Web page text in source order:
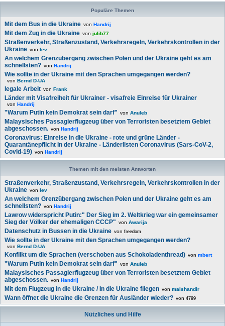
Populäre Themen
Mit dem Bus in die Ukraine von Handrij
Mit dem Zug in die Ukraine von julib77
Straßenverkehr, Straßenzustand, Verkehrsregeln, Verkehrskontrollen in der
Ukraine von lev
An welchem Grenzübergang zwischen Polen und der Ukraine geht es am
schnellsten? von Handrij
Wie sollte in der Ukraine mit den Sprachen umgegangen werden?
von Bernd D-UA
legale Arbeit von Frank
Länder mit Visafreiheit für Ukrainer - visafreie Einreise für Ukrainer
von Handrij
"Warum Putin kein Demokrat sein darf" von Anuleb
Malaysisches Passagierflugzeug über von Terroristen besetztem Gebiet
abgeschossen. von Handrij
Coronavirus: Einreise in die Ukraine - rote und grüne Länder -
Quarantänepflicht in der Ukraine - Länderlisten Coronavirus (Sars-CoV-2,
Covid-19) von Handrij
Themen mit den meisten Antworten
Straßenverkehr, Straßenzustand, Verkehrsregeln, Verkehrskontrollen in der
Ukraine von lev
An welchem Grenzübergang zwischen Polen und der Ukraine geht es am
schnellsten? von Handrij
Lawrow widerspricht Putin:" Der Sieg im 2. Weltkrieg war ein gemeinsamer
Sieg der Völker der ehemaligen CCCP" von Awarija
Datenschutz in Bussen in die Ukraine von freedom
Wie sollte in der Ukraine mit den Sprachen umgegangen werden?
von Bernd D-UA
Konflikt um die Sprachen (verschoben aus Schokoladenthread) von mbert
"Warum Putin kein Demokrat sein darf" von Anuleb
Malaysisches Passagierflugzeug über von Terroristen besetztem Gebiet
abgeschossen. von Handrij
Mit dem Flugzeug in die Ukraine / In die Ukraine fliegen von malshandir
Wann öffnet die Ukraine die Grenzen für Ausländer wieder? von 4799
Nützliches und Hilfe